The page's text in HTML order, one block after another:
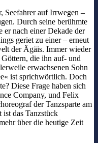
Seefahrer auf Irrwegen –
Durch seine berühmte
er nach einer Dekade der
geriet zu einer – erneut
der Ägäis. Immer wieder
die ihn auf- und
erwachsenen Sohn
ist sprichwörtlich. Doch
Diese Frage haben sich
Company, und Felix
der Tanzsparte am
das Tanzstück
über die heutige Zeit